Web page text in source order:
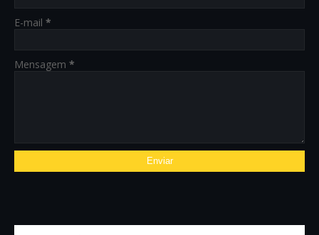
E-mail *
Mensagem *